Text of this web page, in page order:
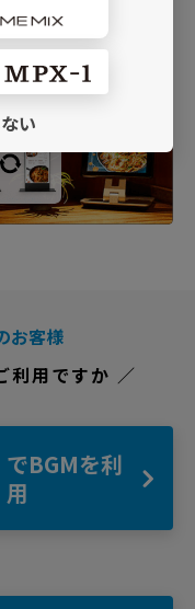
お客様
利用ですか ／
でBGMを利
用
い